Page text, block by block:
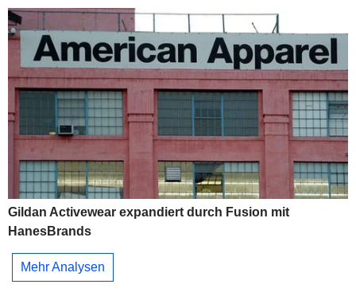
Gildan Activewear expandiert durch Fusion mit
HanesBrands
Mehr Analysen